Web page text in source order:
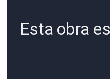
Esta obra